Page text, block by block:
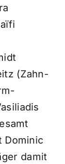
(Zahn-
Dominic
damit